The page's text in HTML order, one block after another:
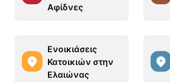
Αφίδνες
Ενοικιάσεις
Κατοικιών στην
Ελαιώνας